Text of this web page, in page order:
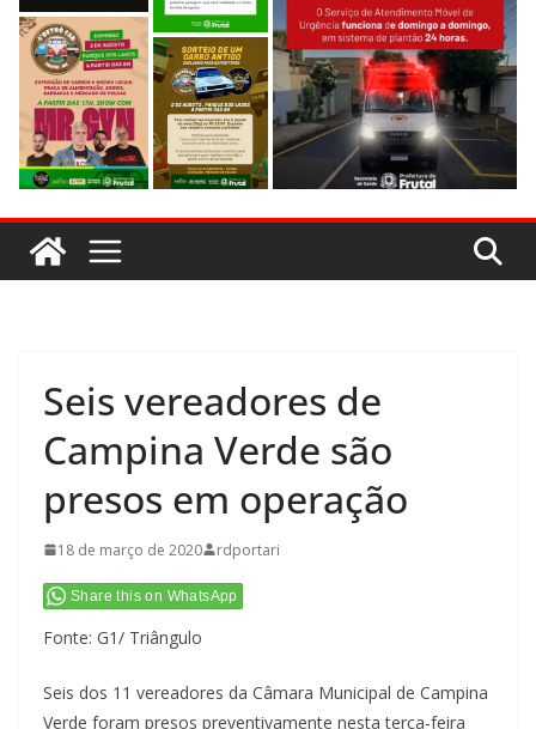
Seis vereadores de
Campina Verde são
presos em operação
18 de março de 2020 rdportari
Share this on WhatsApp
Fonte: G1/ Triângulo
Seis dos 11 vereadores da Câmara Municipal de Campina
Verde foram presos preventivamente nesta terça-feira